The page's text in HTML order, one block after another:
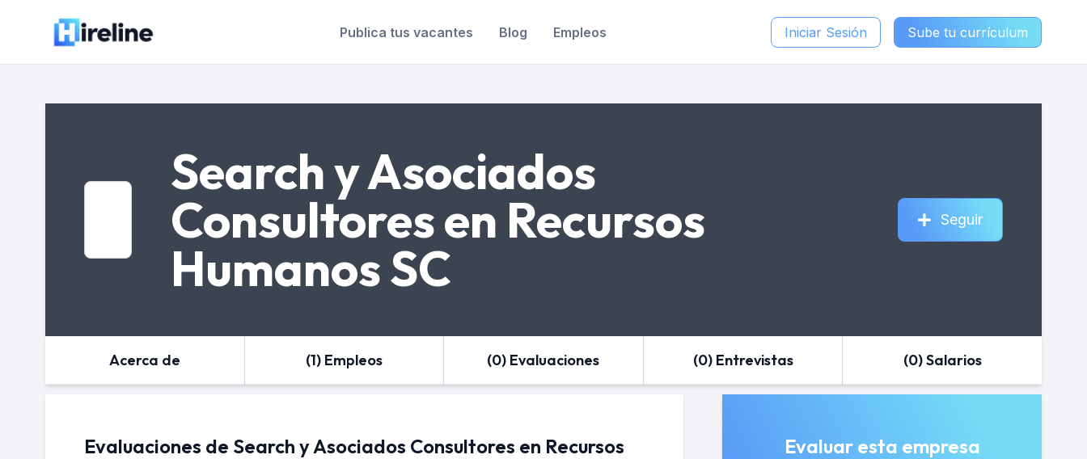
Publica tus vacantes Blog Empleos Iniciar Sesión Sube tu currículum
Search y Asociados
Consultores en Recursos
Humanos SC
Seguir
Acerca de (1) Empleos (0) Evaluaciones (0) Entrevistas (0) Salarios
Evaluaciones de Search y Asociados Consultores en Recursos
Evaluar esta empresa